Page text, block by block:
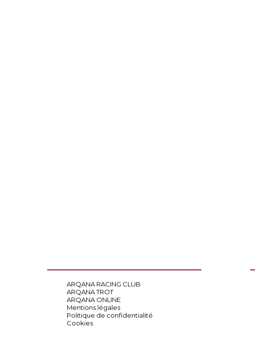
ARQANA RACING CLUB
ARQANA TROT
ARQANA ONLINE
Mentions légales
Politique de confidentialité
Cookies